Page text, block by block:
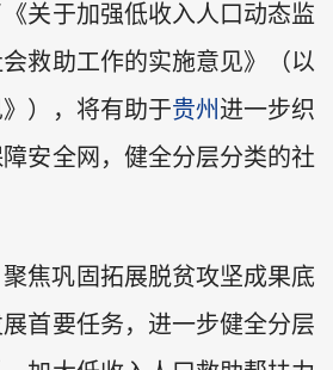
关于加强低收入人口动态监
救助工作的实施意见》（以
），将有助于贵州 进一步织
安全网，健全分层分类的社
聚焦巩固拓展脱贫攻坚成果底
首要任务，进一步健全分层